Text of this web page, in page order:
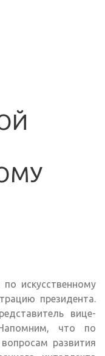
искусственному
президента.
вице-
что по
развития